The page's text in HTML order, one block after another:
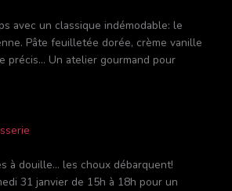
avec un classique indémodable: le
Pâte feuilletée dorée, crème vanille
précis… Un atelier gourmand pour
à douille… les choux débarquent!
31 janvier de 15h à 18h pour un